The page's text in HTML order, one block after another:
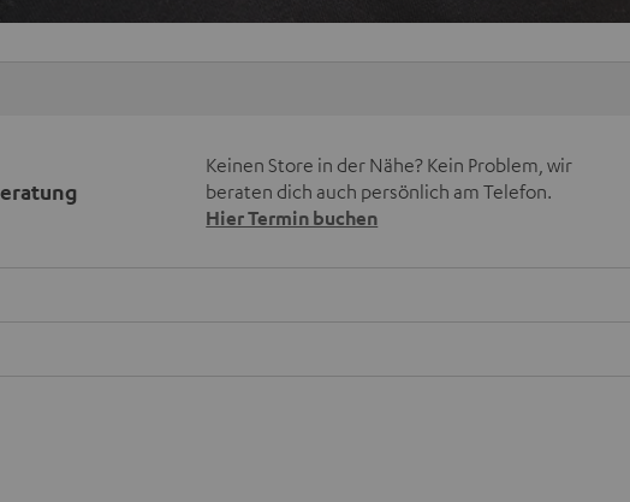
Keinen Store in der Nähe? Kein Problem, wir
beraten dich auch persönlich am Telefon.
Hier Termin buchen